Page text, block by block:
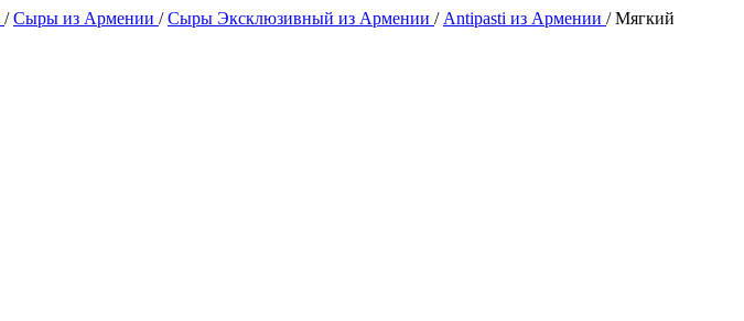
/Сыры из Армении /Сыры Эксклюзивный из Армении / Antipasti из Армении /Мягкий